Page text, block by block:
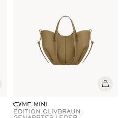
CYME MINI
EDITION OLIVBRAUN